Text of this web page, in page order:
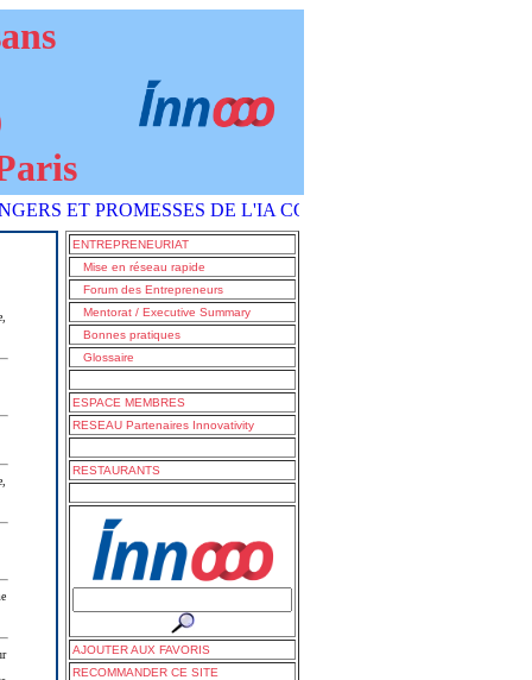
PROMESSES DE L'IA COMMENT S'EN SORTIR ?" est paru
ENTREPRENEURIAT
Mise en réseau rapide
Forum des Entrepreneurs
Mentorat / Executive Summary
Bonnes pratiques
Glossaire
ESPACE MEMBRES
RESEAU Partenaires Innovativity
RESTAURANTS
AJOUTER AUX FAVORIS
RECOMMANDER CE SITE